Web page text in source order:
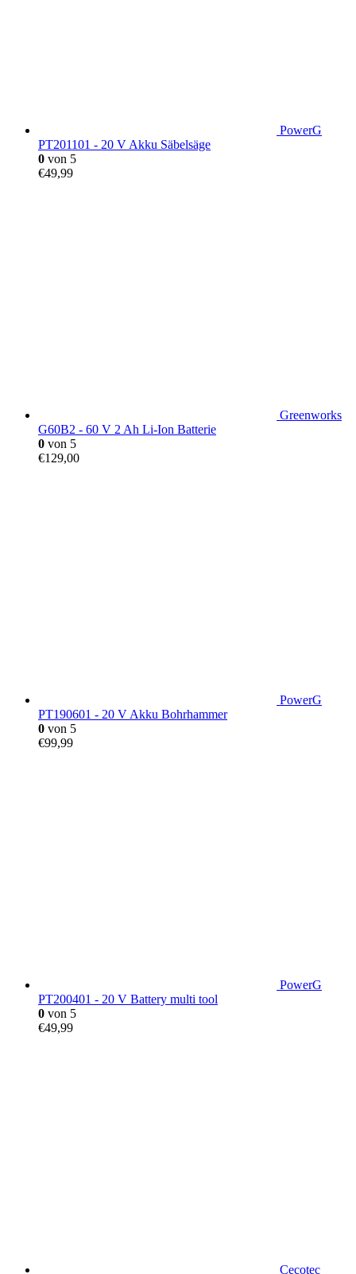
PowerG
PT201101 - 20 V Akku Säbelsäge
0 von 5
€49,99
Greenworks
G60B2 - 60 V 2 Ah Li-Ion Batterie
0 von 5
€129,00
PowerG
PT190601 - 20 V Akku Bohrhammer
0 von 5
€99,99
PowerG
PT200401 - 20 V Battery multi tool
0 von 5
€49,99
Cecotec